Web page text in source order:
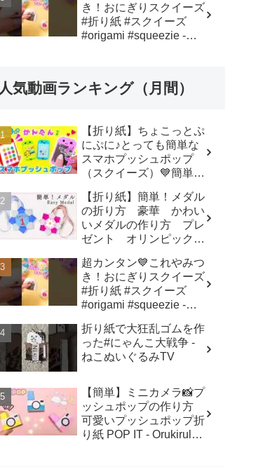
き！おにぎりスクイーズ
#折り紙 #スクイーズ
#origami #squeezie -
人気動画ランキング（月間）
【折り紙】ちょこっとぷ
にぷに♪とっても簡単な
スマホプッシュポップ
（スクイーズ）💙簡単可
make popit smartphone
Origami -
SodaCatOrigami 楽しい
折り紙♪
【折り紙】簡単！メダル
の折り方 豪華 かわい
いメダルの作り方 プレ
ゼント オリンピックメ
origamilibrary
超カンタン💙これやみつ
き！おにぎりスクイーズ
#折り紙 #スクイーズ
#origami #squeezie -
折り紙♪
折り紙で大狂乱ゴムを作
った#にゃんこ大戦争 -
ねこぬいぐるみTV
【簡単】ミニカメラ📸プ
ッシュポップの作り方
可愛いプッシュポップ折
り紙 POP IT - Orukirulab